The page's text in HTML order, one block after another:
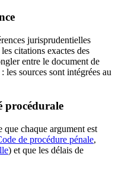
jurisprudentielles
citations exactes des
entre le document de
les sources sont intégrées au
procédurale
chaque argument est
de procédure pénale,
) et que les délais de